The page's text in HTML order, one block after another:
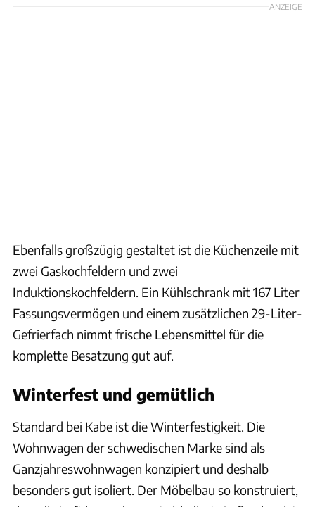
ANZEIGE
Ebenfalls großzügig gestaltet ist die Küchenzeile mit
zwei Gaskochfeldern und zwei
Induktionskochfeldern. Ein Kühlschrank mit 167 Liter
Fassungsvermögen und einem zusätzlichen 29-Liter-
Gefrierfach nimmt frische Lebensmittel für die
komplette Besatzung gut auf.
Winterfest und gemütlich
Standard bei Kabe ist die Winterfestigkeit. Die
Wohnwagen der schwedischen Marke sind als
Ganzjahreswohnwagen konzipiert und deshalb
besonders gut isoliert. Der Möbelbau so konstruiert,